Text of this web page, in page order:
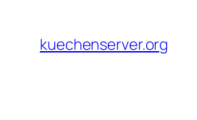
content
kuechenserver.org